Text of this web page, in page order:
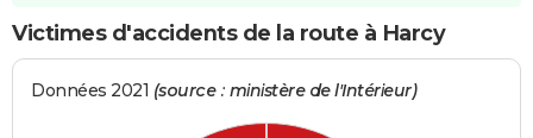
Victimes d'accidents de la route à Harcy
Données 2021 (source : ministère de l'Intérieur)